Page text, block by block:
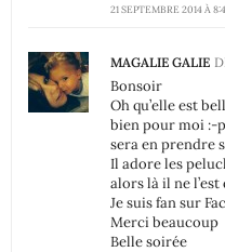
21 SEPTEMBRE 2014 À
MAGALIE GALIE
Bonsoir
Oh qu’elle est
bien pour moi :-
sera en prendre
Il adore les
alors là il ne
Je suis fan sur
Merci beaucoup
Belle soirée